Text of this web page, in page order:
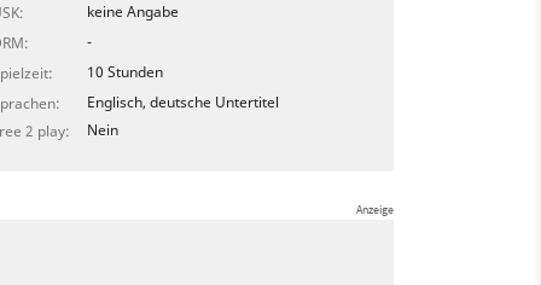
keine Angabe
-
10 Stunden
Englisch, deutsche Untertitel
2 play:
Nein